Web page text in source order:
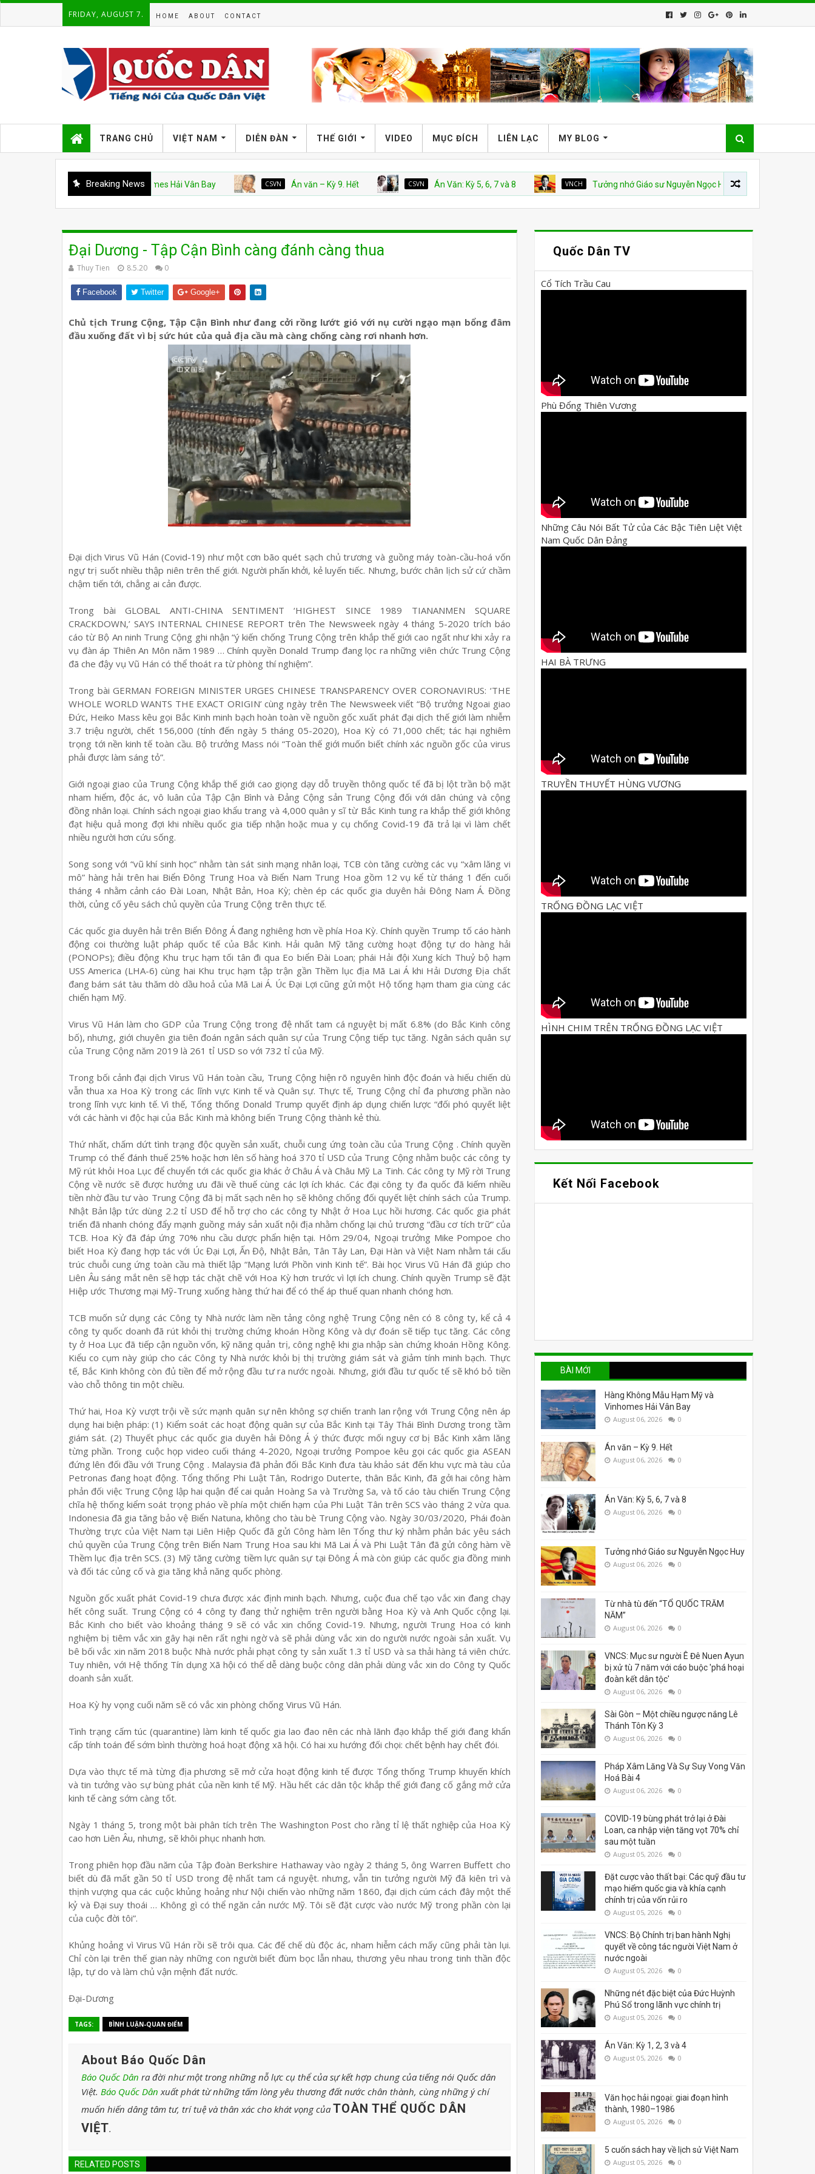
FRIDAY, AUGUST 7. HOME ABOUT CONTACT
TRANG CHỦ VIỆT NAM DIỄN ĐÀN THẾ GIỚI VIDEO MỤC ĐÍCH LIÊN LẠC MY BLOG
Breaking News
Không Mẫu Hạm Mỹ và Vinhomes Hải Vân Bay CSVN Án văn – Kỳ 9. Hết CSVN Án Văn: Kỳ 5, 6, 7 và 8 VNCH Tưởng nhớ Giáo sư Nguyễn Ngọc Huy
Đại Dương - Tập Cận Bình càng đánh càng thua
Thuy Tien 8.5.20 0
Facebook Twitter Google+
Chủ tịch Trung Cộng, Tập Cận Bình như đang cởi rồng lướt gió với nụ cười ngạo mạn bổng đâm
đầu xuống đất vì bị sức hút của quả địa cầu mà càng chống càng rơi nhanh hơn.
Đại dịch Virus Vũ Hán (Covid-19) như một cơn bão quét sạch chủ trương và guồng máy toàn-cầu-hoá vốn
ngự trị suốt nhiều thập niên trên thế giới. Người phấn khởi, kẻ luyến tiếc. Nhưng, bước chân lịch sử cứ chầm
chậm tiến tới, chẳng ai cản được.
Trong bài GLOBAL ANTI-CHINA SENTIMENT ‘HIGHEST SINCE 1989 TIANANMEN SQUARE
CRACKDOWN,’ SAYS INTERNAL CHINESE REPORT trên The Newsweek ngày 4 tháng 5-2020 trích báo
cáo từ Bộ An ninh Trung Cộng ghi nhận “ý kiến chống Trung Cộng trên khắp thế giới cao ngất như khi xảy ra
vụ đàn áp Thiên An Môn năm 1989 … Chính quyền Donald Trump đang lọc ra những viên chức Trung Cộng
đã che đậy vụ Vũ Hán có thể thoát ra từ phòng thí nghiệm”.
Trong bài GERMAN FOREIGN MINISTER URGES CHINESE TRANSPARENCY OVER CORONAVIRUS: ‘THE
WHOLE WORLD WANTS THE EXACT ORIGIN’ cùng ngày trên The Newsweek viết “Bộ trưởng Ngoai giao
Đức, Heiko Mass kêu gọi Bắc Kinh minh bạch hoàn toàn về nguồn gốc xuất phát đại dịch thế giới làm nhiễm
3.7 triệu người, chết 156,000 (tính đến ngày 5 tháng 05-2020), Hoa Kỳ có 71,000 chết; tác hại nghiêm
trọng tới nền kinh tế toàn cầu. Bộ trưởng Mass nói “Toàn thế giới muốn biết chính xác nguồn gốc của virus
phải được làm sáng tỏ”.
Giới ngoại giao của Trung Cộng khắp thế giới cao giọng dạy dỗ truyền thông quốc tế đã bị lột trần bộ mặt
nham hiểm, độc ác, vô luân của Tập Cận Bình và Đảng Cộng sản Trung Cộng đối với dân chúng và cộng
đồng nhân loại. Chính sách ngoại giao khẩu trang và 4,000 quân y sĩ từ Bắc Kinh tung ra khắp thế giới không
đạt hiệu quả mong đợi khi nhiều quốc gia tiếp nhận hoặc mua y cụ chống Covid-19 đã trả lại vì làm chết
nhiều người hơn cứu sống.
Song song với “vũ khí sinh học” nhằm tàn sát sinh mạng nhân loại, TCB còn tăng cường các vụ “xâm lăng vi
mô” hàng hải trên hai Biển Đông Trung Hoa và Biển Nam Trung Hoa gồm 12 vụ kể từ tháng 1 đến cuối
tháng 4 nhằm cảnh cáo Đài Loan, Nhật Bản, Hoa Kỳ; chèn ép các quốc gia duyên hải Đông Nam Á. Đồng
thời, củng cố yêu sách chủ quyền của Trung Cộng trên thực tế.
Các quốc gia duyên hải trên Biển Đông Á đang nghiêng hơn về phía Hoa Kỳ. Chính quyền Trump tố cáo hành
động coi thường luật pháp quốc tế của Bắc Kinh. Hải quân Mỹ tăng cường hoạt động tự do hàng hải
(PONOPs); điều động Khu trục hạm tối tân đi qua Eo biển Đài Loan; phái Hải đội Xung kích Thuỷ bộ hạm
USS America (LHA-6) cùng hai Khu trục hạm tập trận gần Thềm lục địa Mã Lai Á khi Hải Dương Địa chất
đang bám sát tàu thăm dò dầu hoả của Mã Lai Á. Úc Đại Lợi cũng gửi một Hộ tống hạm tham gia cùng các
chiến hạm Mỹ.
Virus Vũ Hán làm cho GDP của Trung Cộng trong đệ nhất tam cá nguyệt bị mất 6.8% (do Bắc Kinh công
bố), nhưng, giới chuyên gia tiên đoán ngân sách quân sự của Trung Cộng tiếp tục tăng. Ngân sách quân sự
của Trung Cộng năm 2019 là 261 tỉ USD so với 732 tỉ của Mỹ.
Trong bối cảnh đại dịch Virus Vũ Hán toàn cầu, Trung Cộng hiện rõ nguyên hình độc đoán và hiếu chiến dù
vẫn thua xa Hoa Kỳ trong các lĩnh vực Kinh tế và Quân sự. Thực tế, Trung Cộng chỉ đa phương phần nào
trong lĩnh vực kinh tế. Vì thế, Tổng thống Donald Trump quyết định áp dụng chiến lược “đối phó quyết liệt
với các hành vi độc hại của Bắc Kinh mà không biến Trung Cộng thành kẻ thù.
Thứ nhất, chấm dứt tình trạng độc quyền sản xuất, chuỗi cung ứng toàn cầu của Trung Cộng . Chính quyền
Trump có thể đánh thuế 25% hoặc hơn lên số hàng hoá 370 tỉ USD của Trung Cộng nhằm buộc các công ty
Mỹ rút khỏi Hoa Lục để chuyển tới các quốc gia khác ở Châu Á và Châu Mỹ La Tinh. Các công ty Mỹ rời Trung
Cộng về nước sẽ được hưởng ưu đãi về thuế cùng các lợi ích khác. Các đại công ty đa quốc đã kiếm nhiều
tiền nhờ đầu tư vào Trung Cộng đã bị mất sạch nên họ sẽ không chống đối quyết liệt chính sách của Trump.
Nhật Bản lập tức dùng 2.2 tỉ USD để hỗ trợ cho các công ty Nhật ở Hoa Lục hồi hương. Các quốc gia phát
triển đã nhanh chóng đẩy mạnh guồng máy sản xuất nội địa nhằm chống lại chủ trương “đầu cơ tích trữ” của
TCB. Hoa Kỳ đã đáp ứng 70% nhu cầu dược phẩn hiện tại. Hôm 29/04, Ngoại trưởng Mike Pompoe cho
biết Hoa Kỳ đang hợp tác với Úc Đại Lợi, Ấn Độ, Nhật Bản, Tân Tây Lan, Đại Hàn và Việt Nam nhằm tái cấu
trúc chuỗi cung ứng toàn cầu mà thiết lập “Mạng lưới Phồn vinh Kinh tế”. Bài học Virus Vũ Hán đã giúp cho
Liên Âu sáng mắt nên sẽ hợp tác chặt chẽ với Hoa Kỳ hơn trước vì lợi ích chung. Chính quyền Trump sẽ đặt
Hiệp ước Thương mại Mỹ-Trung xuống hàng thứ hai để có thể áp thuế quan nhanh chóng hơn.
TCB muốn sử dụng các Công ty Nhà nước làm nền tảng công nghệ Trung Cộng nên có 8 công ty, kể cả 4
công ty quốc doanh đã rút khỏi thị trường chứng khoán Hồng Kông và dự đoán sẽ tiếp tục tăng. Các công
ty ở Hoa Lục đã tiếp cận nguồn vốn, kỹ năng quản trị, công nghệ khi gia nhập sàn chứng khoán Hồng Kông.
Kiểu co cụm này giúp cho các Công ty Nhà nước khỏi bị thị trường giám sát và giảm tính minh bạch. Thực
tế, Bắc Kinh không còn đủ tiền để mở rộng đầu tư ra nước ngoài. Nhưng, giới đầu tư quốc tế sẽ khó bỏ tiền
vào chỗ thông tin một chiều.
Thứ hai, Hoa Kỳ vượt trội về sức mạnh quân sự nên không sợ chiến tranh lan rộng với Trung Cộng nên áp
dụng hai biện pháp: (1) Kiểm soát các hoạt động quân sự của Bắc Kinh tại Tây Thái Bình Dương trong tầm
giám sát. (2) Thuyết phục các quốc gia duyên hải Đông Á ý thức được mối nguy cơ bị Bắc Kinh xâm lăng
từng phần. Trong cuộc họp video cuối tháng 4-2020, Ngoại trưởng Pompoe kêu gọi các quốc gia ASEAN
đứng lên đối đầu với Trung Cộng . Malaysia đã phản đối Bắc Kinh đưa tàu khảo sát đến khu vực mà tàu của
Petronas đang hoạt động. Tổng thống Phi Luật Tân, Rodrigo Duterte, thân Bắc Kinh, đã gởi hai công hàm
phản đối việc Trung Cộng lập hai quận để cai quản Hoàng Sa và Trường Sa, và tố cáo tàu chiến Trung Cộng
chĩa hệ thống kiểm soát trọng pháo về phía một chiến hạm của Phi Luật Tân trên SCS vào tháng 2 vừa qua.
Indonesia đã gia tăng bảo vệ Biển Natuna, không cho tàu bè Trung Cộng vào. Ngày 30/03/2020, Phái đoàn
Thường trực của Việt Nam tại Liên Hiệp Quốc đã gửi Công hàm lên Tổng thư ký nhằm phản bác yêu sách
chủ quyền của Trung Cộng trên Biển Nam Trung Hoa sau khi Mã Lai Á và Phi Luật Tân đã gửi công hàm về
Thềm lục địa trên SCS. (3) Mỹ tăng cường tiềm lực quân sự tại Đông Á mà còn giúp các quốc gia đồng minh
và đối tác củng cố và gia tăng khả năng quốc phòng.
Nguồn gốc xuất phát Covid-19 chưa được xác định minh bạch. Nhưng, cuộc đua chế tạo vắc xin đang chạy
hết công suất. Trung Cộng có 4 công ty đang thử nghiệm trên người bằng Hoa Kỳ và Anh Quốc cộng lại.
Bắc Kinh cho biết vào khoảng tháng 9 sẽ có vắc xin chống Covid-19. Nhưng, người Trung Hoa có kinh
nghiệm bị tiêm vắc xin gây hại nên rất nghi ngờ và sẽ phải dùng vắc xin do người nước ngoài sản xuất. Vụ
bê bối vắc xin năm 2018 buộc Nhà nước phải phạt công ty sản xuất 1.3 tỉ USD và sa thải hàng tá viên chức.
Tuy nhiên, với Hệ thống Tín dụng Xã hội có thể dễ dàng buộc công dân phải dùng vắc xin do Công ty Quốc
doanh sản xuất.
Hoa Kỳ hy vọng cuối năm sẽ có vắc xin phòng chống Virus Vũ Hán.
Tình trạng cấm túc (quarantine) làm kinh tế quốc gia lao đao nên các nhà lãnh đạo khắp thế giới đang khẩn
cấp tính toán để sớm bình thường hoá hoạt động xã hội. Có hai xu hướng đối chọi: chết bệnh hay chết đói.
Dựa vào thực tế mà từng địa phương sẽ mở cửa hoạt động kinh tế được Tổng thống Trump khuyến khích
và tin tưởng vào sự bùng phát của nền kinh tế Mỹ. Hầu hết các dân tộc khắp thế giới đang cố gắng mở cửa
kinh tế càng sớm càng tốt.
Ngày 1 tháng 5, trong một bài phân tích trên The Washington Post cho rằng tỉ lệ thất nghiệp của Hoa Kỳ
cao hơn Liên Âu, nhưng, sẽ khôi phục nhanh hơn.
Trong phiên họp đầu năm của Tập đoàn Berkshire Hathaway vào ngày 2 tháng 5, ông Warren Buffett cho
biết dù đã mất gần 50 tỉ USD trong đệ nhất tam cá nguyệt. nhưng, vẫn tin tưởng người Mỹ đã kiên trì và
thịnh vượng qua các cuộc khủng hoảng như Nội chiến vào những năm 1860, đại dịch cúm cách đây một thế
kỷ và Đại suy thoái … Không gì có thể ngăn cản nước Mỹ. Tôi sẽ đặt cược vào nước Mỹ trong phần còn lại
của cuộc đời tôi”.
Khủng hoảng vì Virus Vũ Hán rồi sẽ trôi qua. Các đế chế dù độc ác, nham hiễm cách mấy cũng phải tàn lụi.
Chỉ còn lại trên thế gian này những con người biết đùm bọc lẫn nhau, thương yêu nhau trong tinh thần độc
lập, tự do và làm chủ vận mệnh đất nước.
Đại-Dương
TAGS: BÌNH LUẬN-QUAN ĐIỂM
About Báo Quốc Dân
Báo Quốc Dân ra đời như một trong những nỗ lực cụ thể của sự kết hợp chung của tiếng nói Quốc dân
Việt. Báo Quốc Dân xuất phát từ những tấm lòng yêu thương đất nước chân thành, cùng những ý chí
muốn hiến dâng tâm tư, trí tuệ và thân xác cho khát vọng của TOÀN THỂ QUỐC DÂN
VIỆT.
RELATED POSTS
Quốc Dân TV
Cổ Tích Trầu Cau
Phù Đổng Thiên Vương
Những Câu Nói Bất Tử của Các Bậc Tiên Liệt Việt
Nam Quốc Dân Đảng
HAI BÀ TRƯNG
TRUYỀN THUYẾT HÙNG VƯƠNG
TRỐNG ĐỒNG LẠC VIỆT
HÌNH CHIM TRÊN TRỐNG ĐỒNG LẠC VIỆT
Kết Nối Facebook
BÀI MỚI
Hàng Không Mẫu Hạm Mỹ và
Vinhomes Hải Vân Bay
August 06, 2026 0
Án văn – Kỳ 9. Hết
August 06, 2026 0
Án Văn: Kỳ 5, 6, 7 và 8
August 06, 2026 0
Tưởng nhớ Giáo sư Nguyễn Ngọc Huy
August 06, 2026 0
Từ nhà tù đến “TỔ QUỐC TRĂM
NĂM”
August 06, 2026 0
VNCS: Mục sư người Ê Đê Nuen Ayun
bị xử tù 7 năm với cáo buộc 'phá hoại
đoàn kết dân tộc'
August 06, 2026 0
Sài Gòn – Một chiều ngược nắng Lê
Thánh Tôn Kỳ 3
August 06, 2026 0
Pháp Xâm Lăng Và Sự Suy Vong Văn
Hoá Bài 4
August 06, 2026 0
COVID-19 bùng phát trở lại ở Đài
Loan, ca nhập viện tăng vọt 70% chỉ
sau một tuần
August 05, 2026 0
Đặt cược vào thất bại: Các quỹ đầu tư
mạo hiểm quốc gia và khía cạnh
chính trị của vốn rủi ro
August 05, 2026 0
VNCS: Bộ Chính trị ban hành Nghị
quyết về công tác người Việt Nam ở
nước ngoài
August 05, 2026 0
Những nét đặc biệt của Đức Huỳnh
Phú Sổ trong lãnh vực chính trị
August 05, 2026 0
Án Văn: Kỳ 1, 2, 3 và 4
August 05, 2026 0
Văn học hải ngoại: giai đoạn hình
thành, 1980–1986
August 05, 2026 0
5 cuốn sách hay về lịch sử Việt Nam
August 05, 2026 0